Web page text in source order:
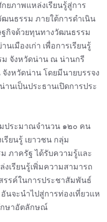
ยภาพแหล่งเรียนรู้สู่การ
ฒนธรรม ภายใต้การดำเนิน
ฐกิจด้วยทุนทางวัฒนธรรม
เมืองเก่า เพื่อการเรียนรู้
ม จังหวัดน่าน ณ น่านกรี
จังหวัดน่าน โดยมีนายบรรจง
นเป็นประธานเปิดการประ
ประมาณจำนวน ๑๒๐ คน
รียนรู้ เยาวชน กลุ่ม
ภาครัฐ ได้รับความรู้และ
เรียนรู้เพิ่มความสามารถ
รรค์ในการประชาสัมพันธ์
นจะนําไปสู่การท่องเที่ยวแห
กษาอัตลักษณ์